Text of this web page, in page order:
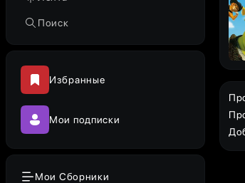
Поиск
Избранные
Мои подписки
Мои Сборники